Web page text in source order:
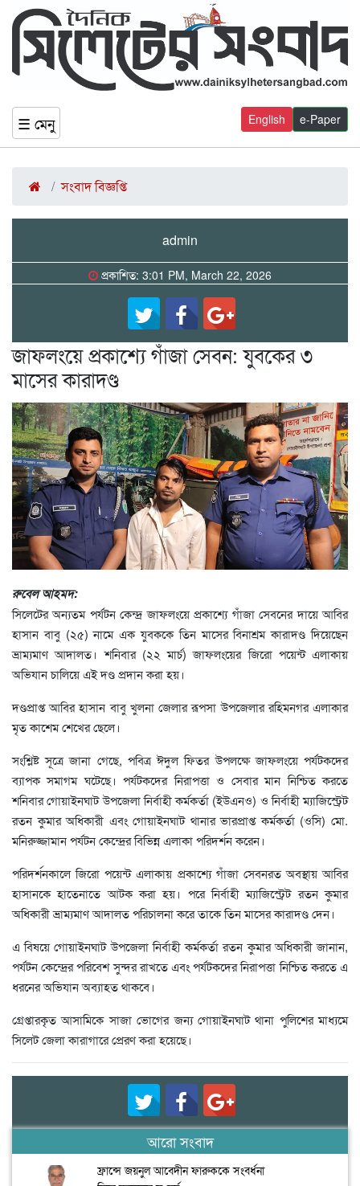
☰ মেনু e-Paper
English
সংবাদ বিজ্ঞপ্তি
admin
প্রকাশিত: 3:01 PM, March 22, 2026
জাফলংয়ে প্রকাশ্যে গাঁজা সেবন: যুবকের ৩
মাসের কারাদণ্ড
রুবেল আহমদ:
সিলেটের অন্যতম পর্যটন কেন্দ্র জাফলংয়ে প্রকাশ্যে গাঁজা সেবনের দায়ে আবির
হাসান বাবু (২৫) নামে এক যুবককে তিন মাসের বিনাশ্রম কারাদণ্ড দিয়েছেন
ভ্রাম্যমাণ আদালত। শনিবার (২২ মার্চ) জাফলংয়ের জিরো পয়েন্ট এলাকায়
অভিযান চালিয়ে এই দণ্ড প্রদান করা হয়।
দণ্ডপ্রাপ্ত আবির হাসান বাবু খুলনা জেলার রূপসা উপজেলার রহিমনগর এলাকার
মৃত কাশেম শেখের ছেলে।
সংশ্লিষ্ট সূত্রে জানা গেছে, পবিত্র ঈদুল ফিতর উপলক্ষে জাফলংয়ে পর্যটকদের
ব্যাপক সমাগম ঘটেছে। পর্যটকদের নিরাপত্তা ও সেবার মান নিশ্চিত করতে
শনিবার গোয়াইনঘাট উপজেলা নির্বাহী কর্মকর্তা (ইউএনও) ও নির্বাহী ম্যাজিস্ট্রেট
রতন কুমার অধিকারী এবং গোয়াইনঘাট থানার ভারপ্রাপ্ত কর্মকর্তা (ওসি) মো.
মনিরুজ্জামান পর্যটন কেন্দ্রের বিভিন্ন এলাকা পরিদর্শন করেন।
পরিদর্শনকালে জিরো পয়েন্ট এলাকায় প্রকাশ্যে গাঁজা সেবনরত অবস্থায় আবির
হাসানকে হাতেনাতে আটক করা হয়। পরে নির্বাহী ম্যাজিস্ট্রেট রতন কুমার
অধিকারী ভ্রাম্যমাণ আদালত পরিচালনা করে তাকে তিন মাসের কারাদণ্ড দেন।
এ বিষয়ে গোয়াইনঘাট উপজেলা নির্বাহী কর্মকর্তা রতন কুমার অধিকারী জানান,
পর্যটন কেন্দ্রের পরিবেশ সুন্দর রাখতে এবং পর্যটকদের নিরাপত্তা নিশ্চিত করতে এ
ধরনের অভিযান অব্যাহত থাকবে।
গ্রেপ্তারকৃত আসামিকে সাজা ভোগের জন্য গোয়াইনঘাট থানা পুলিশের মাধ্যমে
সিলেট জেলা কারাগারে প্রেরণ করা হয়েছে।
আরো সংবাদ
ফ্রান্সে জয়নুল আবেদীন ফারুককে সংবর্ধনা